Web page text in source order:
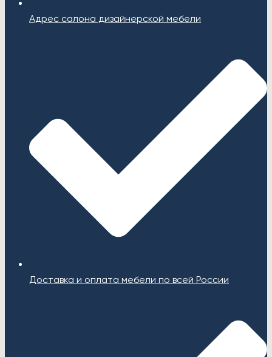
Адрес салона дизайнерской мебели
Доставка и оплата мебели по всей России